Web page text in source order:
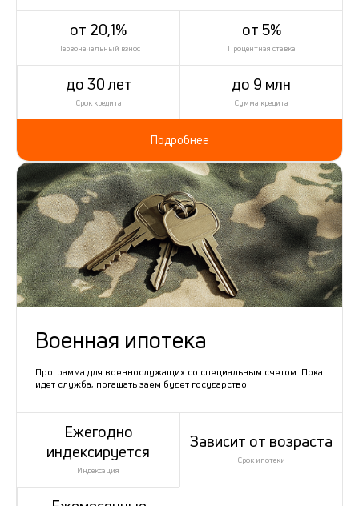
от 20,1%
Первоначальный взнос
от 5%
Процентная ставка
до 30 лет
Срок кредита
до 9 млн
Сумма кредита
Подробнее
Военная ипотека
Программа для военнослужащих со специальным счетом. Пока
идет служба, погашать заем будет государство
Ежегодно
индексируется
Индексация
Зависит от возраста
Срок ипотеки